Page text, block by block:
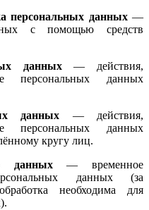
персональных данных—
с помощью средств
данных— действия,
персональных данных
данных — действия,
персональных данных
кругу лиц.
данных— временное
данных (за
необходима для